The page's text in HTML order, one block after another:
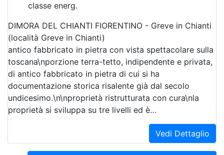
classe energ.
DIMORA DEL CHIANTI FIORENTINO - Greve in Chianti
(località Greve in Chianti)
antico fabbricato in pietra con vista spettacolare sulla
toscana\nporzione terra-tetto, indipendente e privata,
di antico fabbricato in pietra di cui si ha
documentazione storica risalente già dal secolo
undicesimo.\n\nproprietà ristrutturata con cura\nla
proprietà si sviluppa su tre livelli ed è…
Vedi Dettaglio